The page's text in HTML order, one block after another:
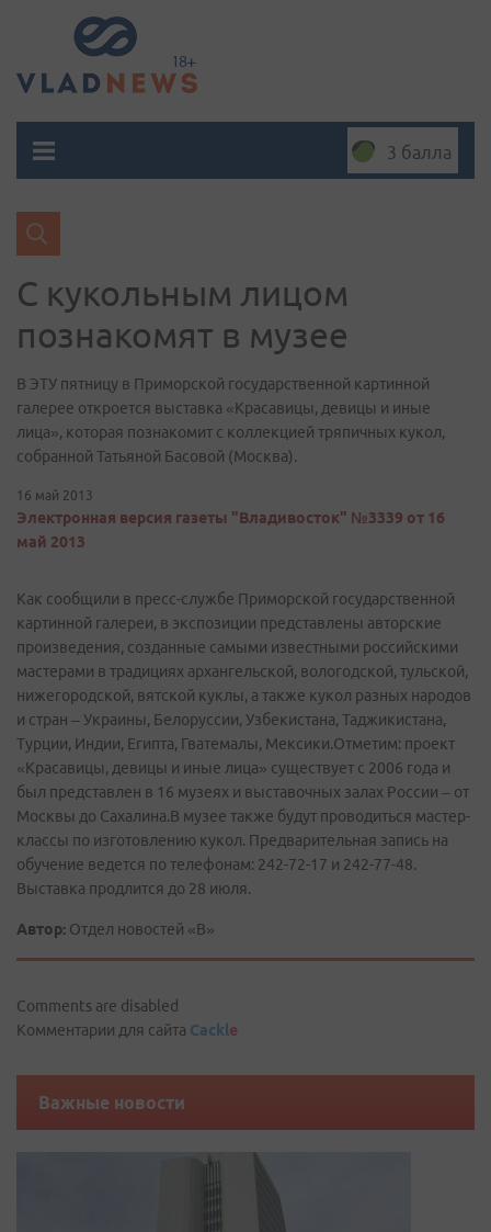
3 балла
С кукольным лицом
познакомят в музее
В ЭТУ пятницу в Приморской государственной картинной
галерее откроется выставка «Красавицы, девицы и иные
лица», которая познакомит с коллекцией тряпичных кукол,
собранной Татьяной Басовой (Москва).
16 май 2013
Электронная версия газеты "Владивосток" №3339 от 16
май 2013
Как сообщили в пресс-­службе Приморской государственной
картинной галереи, в экспозиции представлены авторские
произведения, созданные самыми известными российскими
мастерами в традициях архангельской, вологодской, тульской,
нижегородской, вятской куклы, а также кукол разных народов
и стран – Украины, Белоруссии, Узбекистана, Таджикистана,
Турции, Индии, Египта, Гватемалы, Мексики.Отметим: проект
«Красавицы, девицы и иные лица» существует с 2006 года и
был представлен в 16 музеях и выставочных залах России – от
Москвы до Сахалина.В музее также будут проводиться мастер-
классы по изготовлению кукол. Предварительная запись на
обучение ведется по телефонам: 242-72-17 и 242-77-48.
Выставка продлится до 28 июля.
Автор: Отдел новостей «В»
Comments are disabled
Комментарии для сайта Cackle
Важные новости